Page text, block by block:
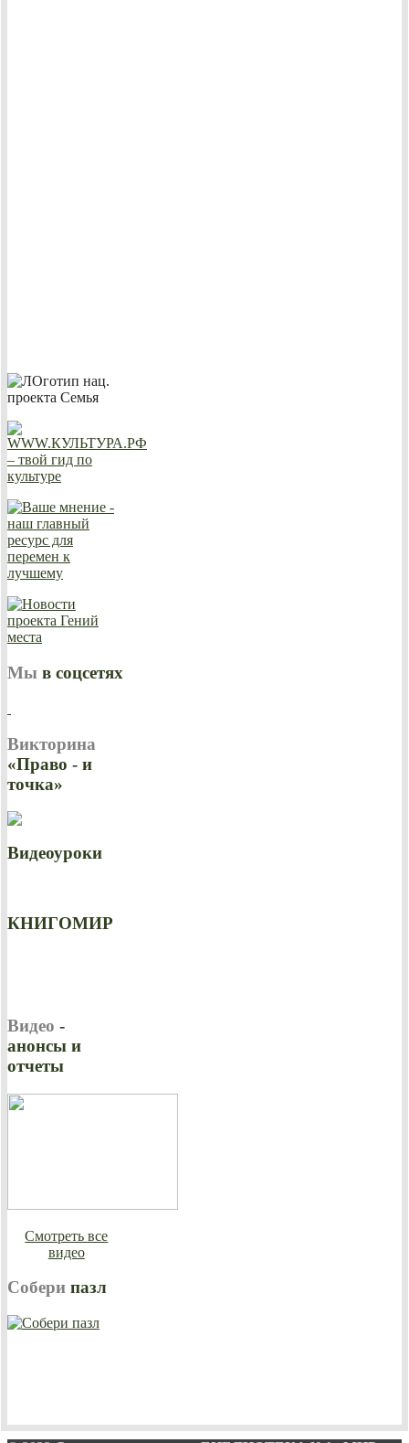
Мы в соцсетях
Викторина
«Право - и
точка»
Видеоуроки
КНИГОМИР
Видео -
анонсы и
отчеты
Смотреть все
видео
Собери пазл